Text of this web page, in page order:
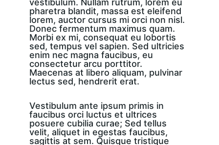
vestibulum. Nullam rutrum, lorem eu
pharetra blandit, massa est eleifend
lorem, auctor cursus mi orci non nisl.
Donec fermentum maximus quam.
Morbi ex mi, consequat eu lobortis
sed, tempus vel sapien. Sed ultricies
enim nec magna faucibus, eu
consectetur arcu porttitor.
Maecenas at libero aliquam, pulvinar
lectus sed, hendrerit erat.
Vestibulum ante ipsum primis in
faucibus orci luctus et ultrices
posuere cubilia curae; Sed tellus
velit, aliquet in egestas faucibus,
sagittis at sem. Quisque tristique